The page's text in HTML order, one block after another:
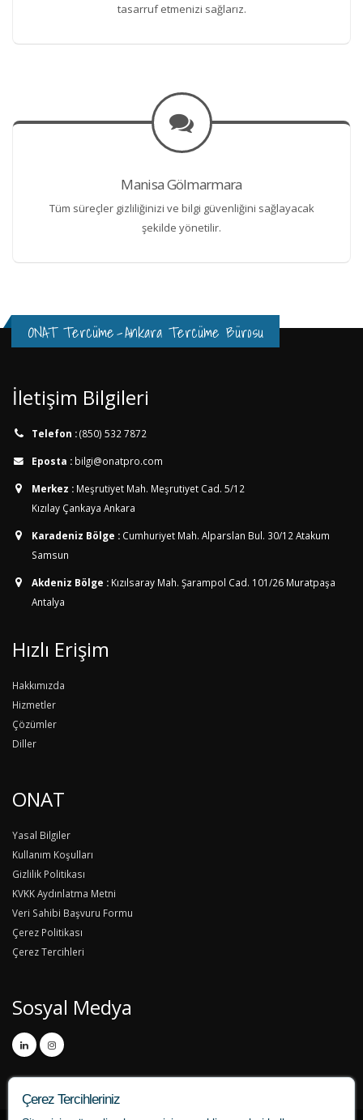
tasarruf etmenizi sağlarız.
Manisa Gölmarmara
Tüm süreçler gizliliğinizi ve bilgi güvenliğini sağlayacak
şekilde yönetilir.
ONAT Tercüme-Ankara Tercüme Bürosu
İletişim Bilgileri
Telefon :(850) 532 7872
Eposta : bilgi@onatpro.com
Merkez : Meşrutiyet Mah. Meşrutiyet Cad. 5/12
Kızılay Çankaya Ankara
Karadeniz Bölge : Cumhuriyet Mah. Alparslan Bul. 30/12 Atakum
Samsun
Akdeniz Bölge : Kızılsaray Mah. Şarampol Cad. 101/26 Muratpaşa
Antalya
Hızlı Erişim
Hakkımızda
Hizmetler
Çözümler
Diller
ONAT
Yasal Bilgiler
Kullanım Koşulları
Gizlilik Politikası
KVKK Aydınlatma Metni
Veri Sahibi Başvuru Formu
Çerez Politikası
Çerez Tercihleri
Sosyal Medya
Çerez Tercihleriniz